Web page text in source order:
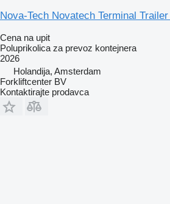
Nova-Tech Novatech Terminal
Cena na upit
Poluprikolica za prevoz kontejnera
2026
Holandija, Amsterdam
Forkliftcenter BV
Kontaktirajte prodavca